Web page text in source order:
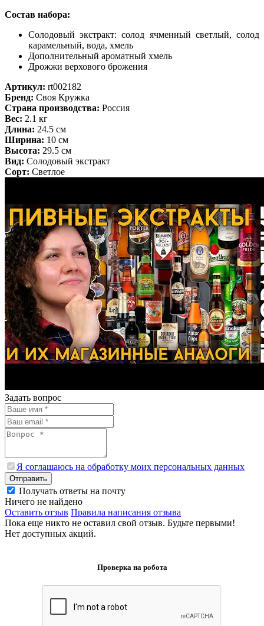
Состав набора:
Солодовый экстракт: солод ячменный светлый, солод
карамельный, вода, хмель
Дополнительный ароматный хмель
Дрожжи верхового брожения
Артикул: rt002182
Бренд: Своя Кружка
Страна производства: Россия
Вес: 2.1 кг
Длина: 24.5 см
Ширина: 10 см
Высота: 29.5 см
Вид: Солодовый экстракт
Сорт: Светлое
Задать вопрос
Я соглашаюсь на обработку моих персональных данных
Отправить
Получать ответы на почту
Ничего не найдено
Оставить отзыв Правила написания отзыва
Пока еще никто не оставил свой отзыв. Будьте первыми!
Нет доступных акций.
Проверка на робота